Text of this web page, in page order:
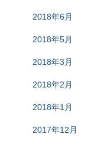
2018年6月
2018年5月
2018年3月
2018年2月
2018年1月
2017年12月